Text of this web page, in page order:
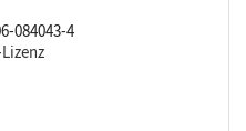
084043-4